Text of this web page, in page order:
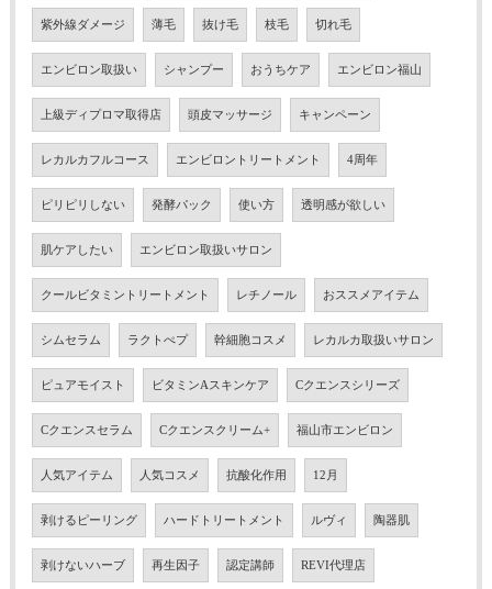
紫外線ダメージ 薄毛 抜け毛 枝毛 切れ毛
エンビロン取扱い シャンプー おうちケア エンビロン福山
上級ディプロマ取得店 頭皮マッサージ キャンペーン
レカルカフルコース エンビロントリートメント 4周年
ピリピリしない 発酵パック 使い方 透明感が欲しい
肌ケアしたい エンビロン取扱いサロン
クールビタミントリートメント レチノール おススメアイテム
シムセラム ラクトぺプ 幹細胞コスメ レカルカ取扱いサロン
ピュアモイスト ビタミンAスキンケア Cクエンスシリーズ
Cクエンスセラム Cクエンスクリーム+ 福山市エンビロン
人気アイテム 人気コスメ 抗酸化作用 12月
剥けるピーリング ハードトリートメント ルヴィ 陶器肌
剥けないハーブ 再生因子 認定講師 REVI代理店